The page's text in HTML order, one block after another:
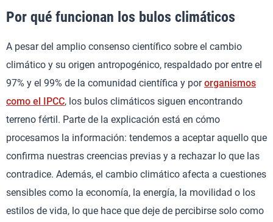
Por qué funcionan los bulos climáticos
A pesar del amplio consenso científico sobre el cambio
climático y su origen antropogénico, respaldado por entre el
97% y el 99% de la comunidad científica y pororganismos
como el IPCC, los bulos climáticos siguen encontrando
terreno fértil. Parte de la explicación está en cómo
procesamos la información: tendemos a aceptar aquello que
confirma nuestras creencias previas y a rechazar lo que las
contradice. Además, el cambio climático afecta a cuestiones
sensibles como la economía, la energía, la movilidad o los
estilos de vida, lo que hace que deje de percibirse solo como